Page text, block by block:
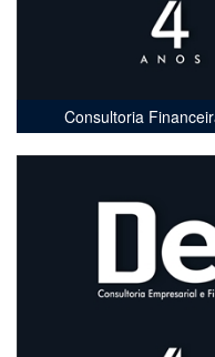
Consultoria